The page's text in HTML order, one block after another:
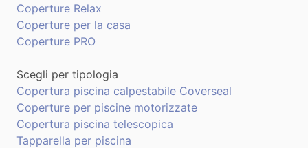
Coperture Relax
Coperture per la casa
Coperture PRO
Scegli per tipologia
Copertura piscina calpestabile Coverseal
Coperture per piscine motorizzate
Copertura piscina telescopica
Tapparella per piscina